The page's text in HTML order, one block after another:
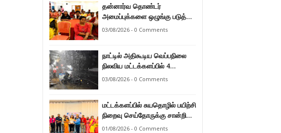
தன்னார்வ தொண்டர்
அமைப்புக்களை ஒழுங்கு படுத்த
வேண்டும் என்ற அடிப்படையில்
03/08/2026 - 0 Comments
நாட்டில் அதிகூடிய வெப்பநிலை
நிலவிய மட்டக்களப்பில் 4
மாதங்களுக்குப் பின்னர் பலத்த
03/08/2026 - 0 Comments
மட்டக்களப்பில் சுயதொழில் பயிற்சி
நிறைவு செய்தோருக்கு சான்றிதழ்
வழங்கி வைப்பு.
01/08/2026 - 0 Comments